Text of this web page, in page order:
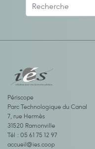
Périscope
Parc Technologique du Canal
7, rue Hermès
31520 Ramonville
Tél : 05 61 75 12 97
accueil@ies.coop